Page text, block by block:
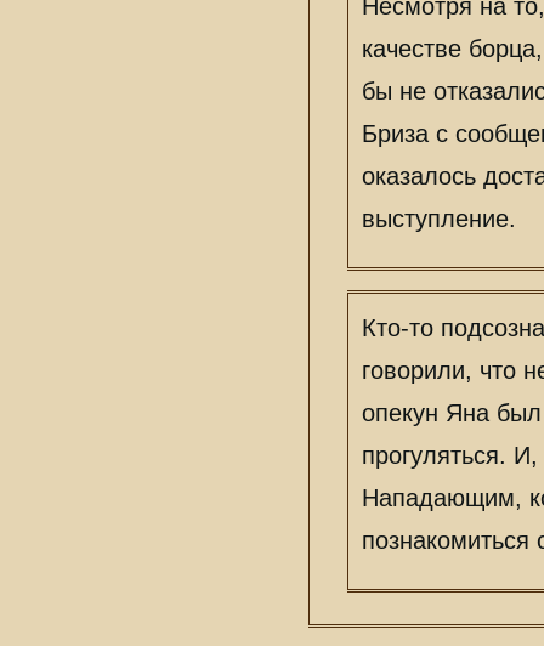
Несмотря на
качестве
бы не
Бриза с
оказалось
выступление.
Кто-то
говорили, что
опекун Яна
прогуляться.
Нападающим,